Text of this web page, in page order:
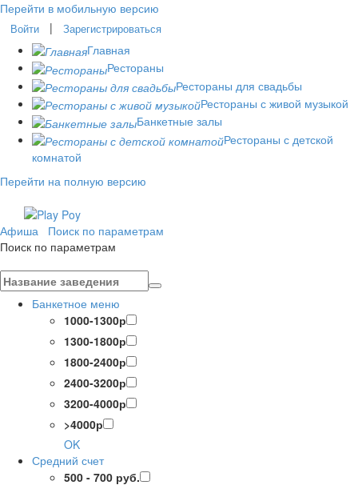
Перейти в мобильную версию
Войти | Зарегистрироваться
Главная
Рестораны
Рестораны для свадьбы
Рестораны с живой музыкой
Банкетные залы
Рестораны с детской
комнатой
Перейти на полную версию
Афиша
Поиск по параметрам
Поиск по параметрам
Банкетное меню
1000-1300р
1300-1800р
1800-2400р
2400-3200р
3200-4000р
>4000р
OK
Средний счет
500 - 700 руб.